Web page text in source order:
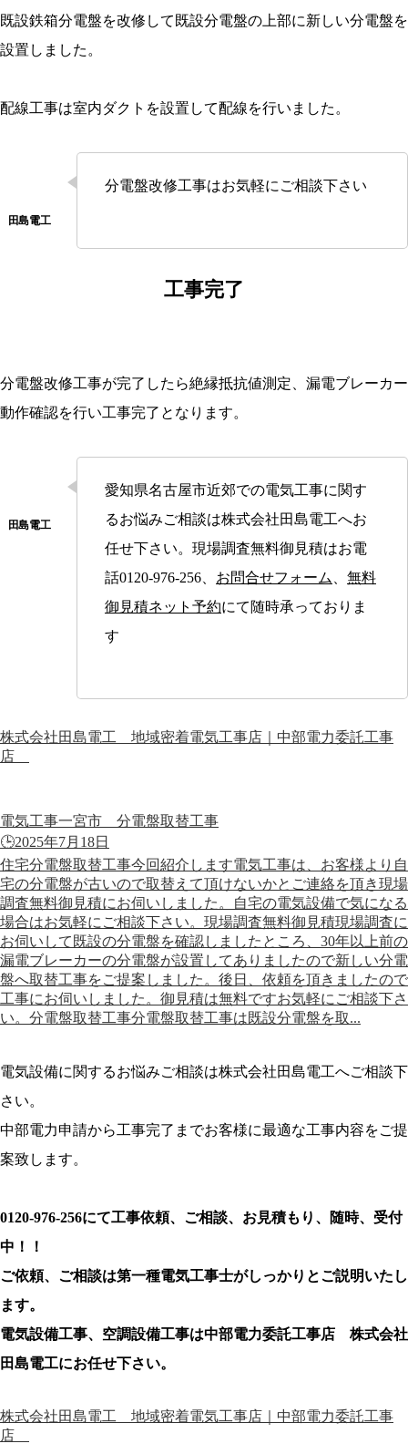
既設鉄箱分電盤を改修して既設分電盤の上部に新しい分電盤を
設置しました。
配線工事は室内ダクトを設置して配線を行いました。
分電盤改修工事はお気軽にご相談下さい
工事完了
分電盤改修工事が完了したら絶縁抵抗値測定、漏電ブレーカー
動作確認を行い工事完了となります。
愛知県名古屋市近郊での電気工事に関す
るお悩みご相談は株式会社田島電工へお
任せ下さい。現場調査無料御見積はお電
話0120-976-256、 お問合せフォーム
無料
御見積ネット予約にて随時承っておりま
す
株式会社田島電工 地域密着電気工事店｜中部電力委託工事
店
電気工事一宮市 分電盤取替工事
🕒️2025年7月18日
住宅分電盤取替工事今回紹介します電気工事は、お客様より自
宅の分電盤が古いので取替えて頂けないかとご連絡を頂き現場
調査無料御見積にお伺いしました。自宅の電気設備で気になる
場合はお気軽にご相談下さい。現場調査無料御見積現場調査に
お伺いして既設の分電盤を確認しましたところ、30年以上前の
漏電ブレーカーの分電盤が設置してありましたので新しい分電
盤へ取替工事をご提案しました。後日、依頼を頂きましたので
工事にお伺いしました。御見積は無料ですお気軽にご相談下さ
い。分電盤取替工事分電盤取替工事は既設分電盤を取...
電気設備に関するお悩みご相談は株式会社田島電工へご相談下
さい。
中部電力申請から工事完了までお客様に最適な工事内容をご提
案致します。
0120-976-256にて工事依頼、ご相談、お見積もり、随時、受付
中！！
ご依頼、ご相談は第一種電気工事士がしっかりとご説明いたし
ます。
電気設備工事、空調設備工事は中部電力委託工事店 株式会社
田島電工にお任せ下さい。
株式会社田島電工 地域密着電気工事店｜中部電力委託工事
店